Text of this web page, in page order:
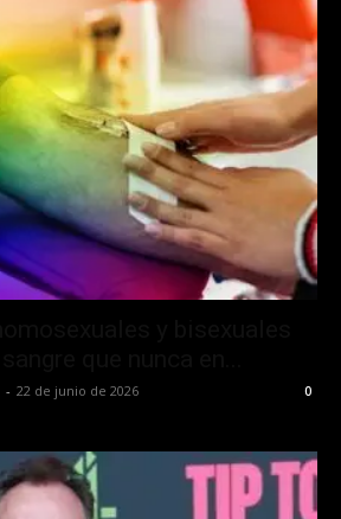
- 22 de junio de 2026 0